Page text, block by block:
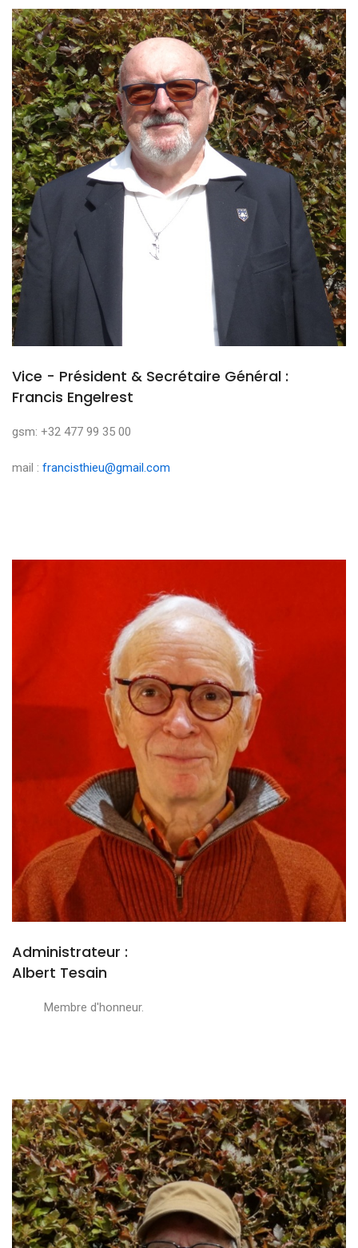
Vice - Président & Secrétaire Général :
Francis Engelrest
gsm: +32 477 99 35 00
mail : francisthieu@gmail.com
Administrateur :
Albert Tesain
Membre d'honneur.